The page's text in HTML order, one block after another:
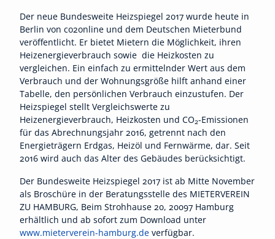
Der neue Bundesweite Heizspiegel 2017 wurde heute in
Berlin von co2online und dem Deutschen Mieterbund
veröffentlicht. Er bietet Mietern die Möglichkeit, ihren
Heizenergieverbrauch sowie die Heizkosten zu
vergleichen. Ein einfach zu ermittelnder Wert aus dem
Verbrauch und der Wohnungsgröße hilft anhand einer
Tabelle, den persönlichen Verbrauch einzustufen. Der
Heizspiegel stellt Vergleichswerte zu
Heizenergieverbrauch, Heizkosten und CO2-Emissionen
für das Abrechnungsjahr 2016, getrennt nach den
Energieträgern Erdgas, Heizöl und Fernwärme, dar. Seit
2016 wird auch das Alter des Gebäudes berücksichtigt.
Der Bundesweite Heizspiegel 2017 ist ab Mitte November
als Broschüre in der Beratungsstelle des MIETERVEREIN
ZU HAMBURG, Beim Strohhause 20, 20097 Hamburg
erhältlich und ab sofort zum Download unter
www.mieterverein-hamburg.de verfügbar.